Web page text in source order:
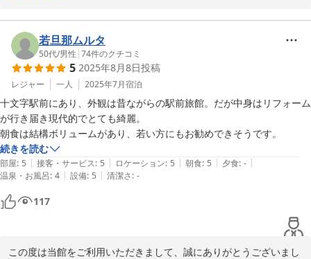
またのご来館を心よりお待ちしております。
2025-10-26若旦那ムルタ
50代/男性 |74件のクチコミ
5 2025年8月8日投稿
レジャー 一人 2025年7月宿泊
十文字駅前にあり、外観は昔ながらの駅前旅館。だが中身はリフォーム
が行き届き現代的でとても綺麗。
朝食は結構ボリュームがあり、若い方にもお勧めできそうです。
続きを読む
部屋: 5 | 接客・サービス: 5 | ロケーション: 5 | 朝食: 5 | 夕食: - |
温泉・お風呂: 4 | 設備: 5 | 清潔さ: -
117
この度は当館をご利用いただきまして、誠にありがとうございまし